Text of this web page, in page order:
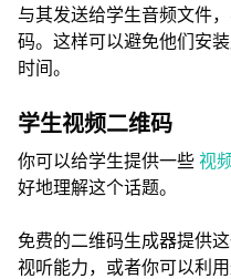
与其发送给学生音频文件
码。这样可以避免他们安
时间。
学生视频二维码
你可以给学生提供一些 视
好地理解这个话题。
免费的二维码生成器提供
视听能力，或者你可以利